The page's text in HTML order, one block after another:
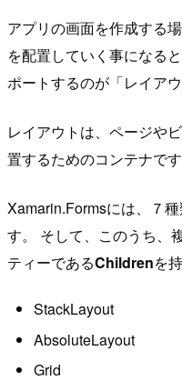
アプリの画面を作成する
を配置していく事になる
ポートするのが「レイアウ
レイアウトは、ページや
置するためのコンテナです
Xamarin.Formsには、７
す。 そして、このうち、
ティーであるChildrenを
StackLayout
AbsoluteLayout
Grid